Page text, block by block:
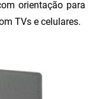
orientação para
TVs e celulares.